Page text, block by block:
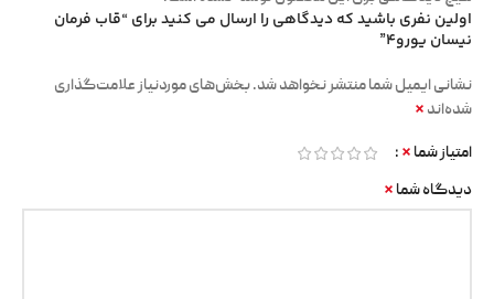
اولین نفری باشید که دیدگاهی را ارسال می کنید برای “قاب فرمان
نیسان یورو4”
نشانی ایمیل شما منتشر نخواهد شد.بخش‌های موردنیاز علامت‌گذاری
شده‌اند *
امتیاز شما *
دیدگاه شما *